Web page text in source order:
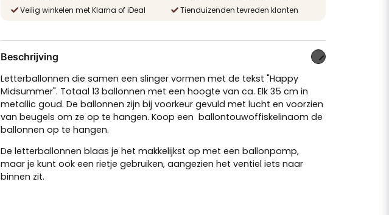
Veilig winkelen met Klarna of iDeal
Tienduizenden tevreden klanten
Beschrijving
Letterballonnen die samen een slinger vormen met de tekst "Happy
Midsummer". Totaal 13 ballonnen met een hoogte van ca. Elk 35 cm in
metallic goud. De ballonnen zijn bij voorkeur gevuld met lucht en voorzien
van beugels om ze op te hangen. Koop een ballontouwoffiskelinaom de
ballonnen op te hangen.
De letterballonnen blaas je het makkelijkst op met eenballonpomp,
maar je kunt ook een rietje gebruiken, aangezien het ventiel iets naar
binnen zit.